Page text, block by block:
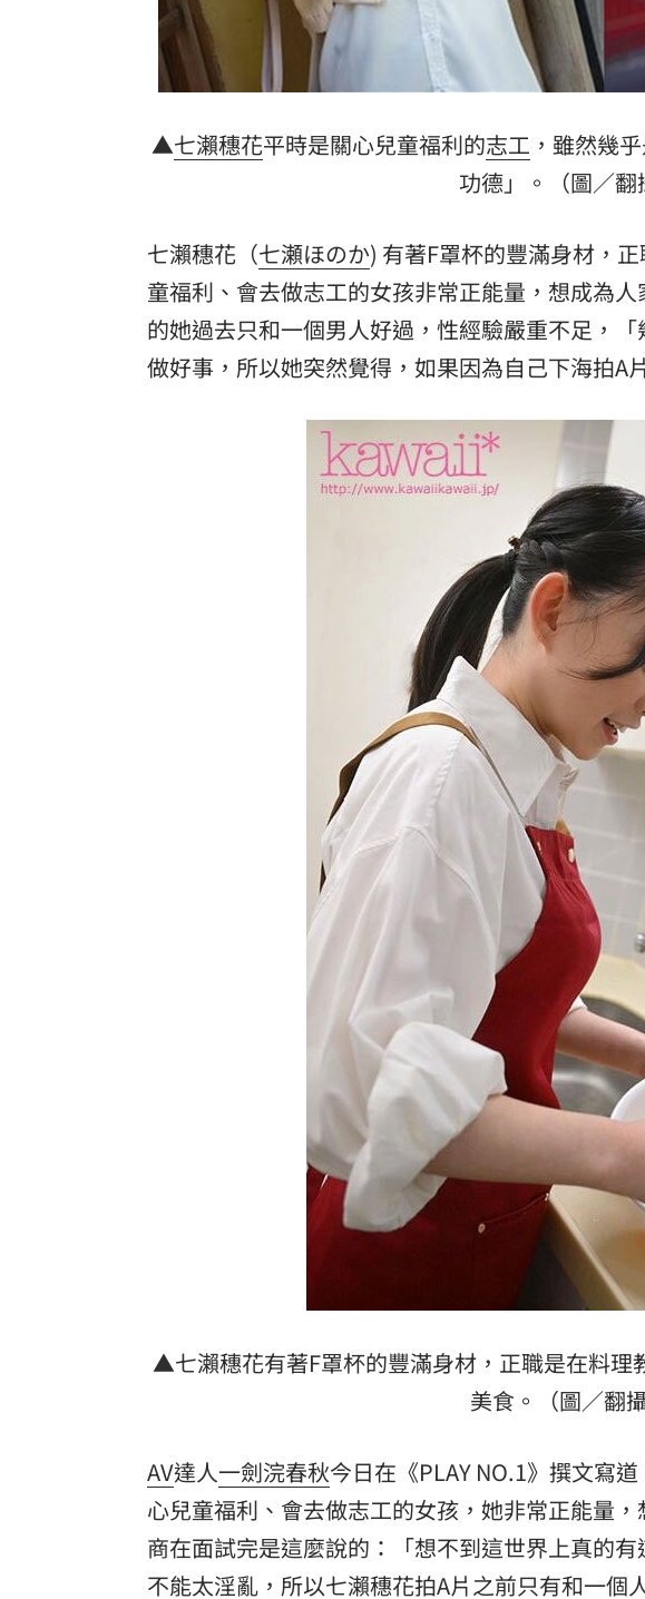
LIVE三立+24小時直播
三立iNEWS新聞台線上直播 18:00
商場戰國來臨 台中「頂奢大道」逐漸成形 12:00
台彩父親節推新刮刮樂千萬頭獎超「爸」氣 12:00
「拍片人的多重宇宙」職涯論壇9/12登場！ 10:30
8國球員齊聚高雄 Formosa 7s掀足球熱潮 10:00
理想混蛋號召粉絲跨海追星吃美食！ 18:15
▲七瀨穗花平時是關心兒童福利的志工 ，雖然幾
功德」。（圖／翻
七瀨穗花（七瀬ほのか) 有著F罩杯的豐滿身材，
童福利、會去做志工的女孩非常正能量，想成為
的她過去只和一個男人好過，性經驗嚴重不足，
做好事，所以她突然覺得，如果因為自己下海拍A
▲七瀨穗花有著F罩杯的豐滿身材，正職是在料理
美食。（圖／翻
AV達人一劍浣春秋今日在《PLAY NO.1》撰文寫
心兒童福利、會去做志工的女孩，她非常正能量
商在面試完是這麼說的：「想不到這世界上真的
不能太淫亂，所以七瀨穗花拍A片之前只有和一個